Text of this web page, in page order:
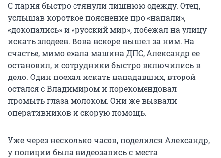
С парня быстро стянули лишнюю одежду. Отец,
услышав короткое пояснение про «напали»,
«докопались» и «русский мир», побежал на улицу
искать злодеев. Вова вскоре вышел за ним. На
счастье, мимо ехала машина ДПС, Александр ее
остановил, и сотрудники быстро включились в
дело. Один поехал искать нападавших, второй
остался с Владимиром и порекомендовал
промыть глаза молоком. Они же вызвали
оперативников и скорую помощь.
Уже через несколько часов, поделился Александр,
у полиции была видеозапись с места